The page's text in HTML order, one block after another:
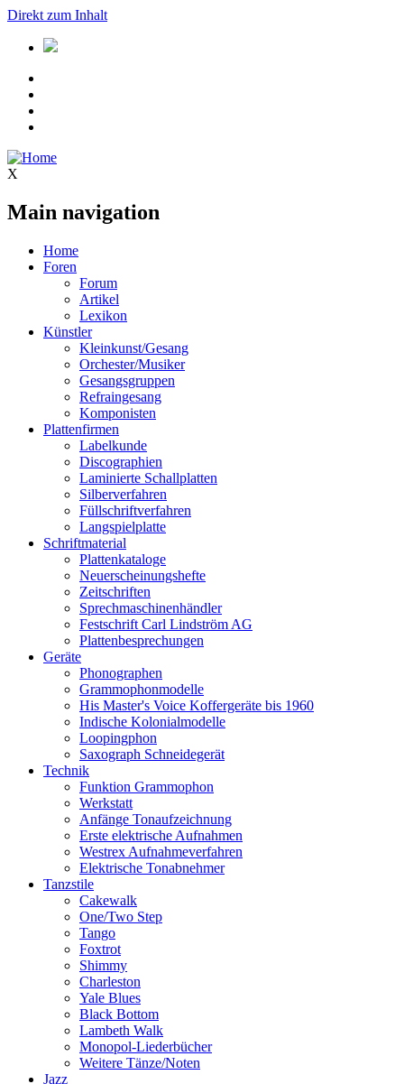
Direkt zum Inhalt
X
Main navigation
Home
Foren
Forum
Artikel
Lexikon
Künstler
Kleinkunst/Gesang
Orchester/Musiker
Gesangsgruppen
Refraingesang
Komponisten
Plattenfirmen
Labelkunde
Discographien
Laminierte Schallplatten
Silberverfahren
Füllschriftverfahren
Langspielplatte
Schriftmaterial
Plattenkataloge
Neuerscheinungshefte
Zeitschriften
Sprechmaschinenhändler
Festschrift Carl Lindström AG
Plattenbesprechungen
Geräte
Phonographen
Grammophonmodelle
His Master's Voice Koffergeräte bis 1960
Indische Kolonialmodelle
Loopingphon
Saxograph Schneidegerät
Technik
Funktion Grammophon
Werkstatt
Anfänge Tonaufzeichnung
Erste elektrische Aufnahmen
Westrex Aufnahmeverfahren
Elektrische Tonabnehmer
Tanzstile
Cakewalk
One/Two Step
Tango
Foxtrot
Shimmy
Charleston
Yale Blues
Black Bottom
Lambeth Walk
Monopol-Liederbücher
Weitere Tänze/Noten
Jazz